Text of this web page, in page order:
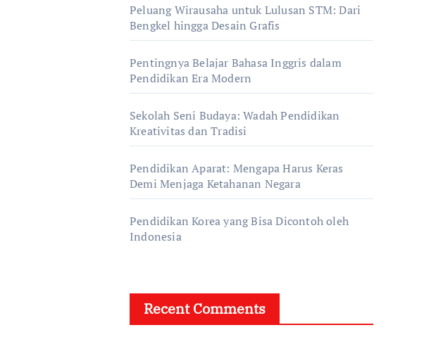
Peluang Wirausaha untuk Lulusan STM: Dari
Bengkel hingga Desain Grafis
Pentingnya Belajar Bahasa Inggris dalam
Pendidikan Era Modern
Sekolah Seni Budaya: Wadah Pendidikan
Kreativitas dan Tradisi
Pendidikan Aparat: Mengapa Harus Keras
Demi Menjaga Ketahanan Negara
Pendidikan Korea yang Bisa Dicontoh oleh
Indonesia
Recent Comments